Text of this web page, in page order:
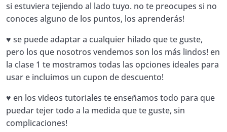
si estuviera tejiendo al lado tuyo. no te preocupes si no
conoces alguno de los puntos, los aprenderás!
♥ se puede adaptar a cualquier hilado que te guste,
pero los que nosotros vendemos son los más lindos! en
la clase 1 te mostramos todas las opciones ideales para
usar e incluimos un cupon de descuento!
♥ en los videos tutoriales te enseñamos todo para que
puedar tejer todo a la medida que te guste, sin
complicaciones!